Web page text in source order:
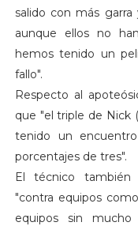
salido con más
aunque ellos no
hemos tenido un
fallo".
Respecto al
que "el triple de Nick
tenido un
porcentajes de tres".
El técnico
"contra equipos
equipos sin